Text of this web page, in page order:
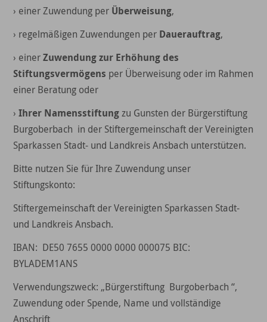
› einer Zuwendung per Überweisung,
› regelmäßigen Zuwendungen per Dauerauftrag,
› einerZuwendung zur Erhöhung des
Stiftungsvermögens per Überweisung oder im Rahmen
einer Beratung oder
›Ihrer Namensstiftungzu Gunsten der Bürgerstiftung
Burgoberbach in der Stiftergemeinschaft der Vereinigten
Sparkassen Stadt- und Landkreis Ansbach unterstützen.
Bitte nutzen Sie für Ihre Zuwendung unser
Stiftungskonto:
Stiftergemeinschaft der Vereinigten Sparkassen Stadt-
und Landkreis Ansbach.
IBAN: DE50 7655 0000 0000 000075 BIC:
BYLADEM1ANS
Verwendungszweck: „Bürgerstiftung Burgoberbach “,
Zuwendung oder Spende, Name und vollständige
Anschrift